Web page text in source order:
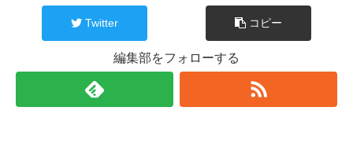
Twitter コピー
編集部をフォローする